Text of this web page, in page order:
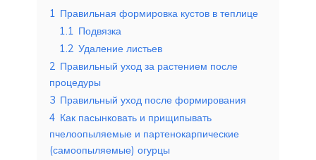
1 Правильная формировка кустов в теплице
1.1 Подвязка
1.2 Удаление листьев
2 Правильный уход за растением после
процедуры
3 Правильный уход после формирования
4 Как пасынковать и прищипывать
пчелоопыляемые и партенокарпические
(самоопыляемые) огурцы